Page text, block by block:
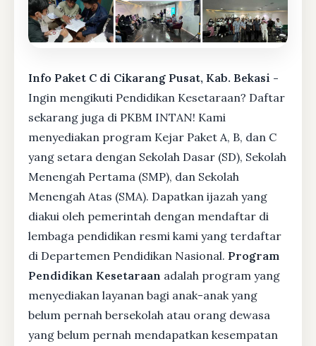
Info Paket C di Cikarang Pusat, Kab. Bekasi -
Ingin mengikuti Pendidikan Kesetaraan? Daftar
sekarang juga di PKBM INTAN! Kami
menyediakan program Kejar Paket A, B, dan C
yang setara dengan Sekolah Dasar (SD), Sekolah
Menengah Pertama (SMP), dan Sekolah
Menengah Atas (SMA). Dapatkan ijazah yang
diakui oleh pemerintah dengan mendaftar di
lembaga pendidikan resmi kami yang terdaftar
di Departemen Pendidikan Nasional. Program
Pendidikan Kesetaraan adalah program yang
menyediakan layanan bagi anak-anak yang
belum pernah bersekolah atau orang dewasa
yang belum pernah mendapatkan kesempatan